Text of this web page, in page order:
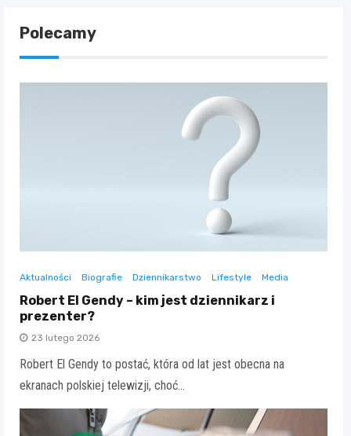
Polecamy
Aktualności Biografie Dziennikarstwo Lifestyle Media
Robert El Gendy – kim jest dziennikarz i
prezenter?
23 lutego 2026
Robert El Gendy to postać, która od lat jest obecna na
ekranach polskiej telewizji, choć…